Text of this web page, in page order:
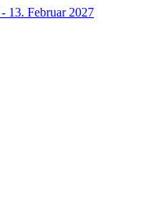
13. Februar 2027